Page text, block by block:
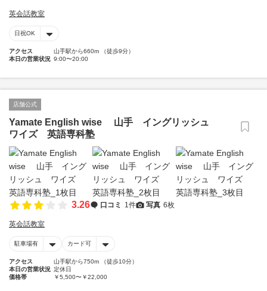
英会話教室
日祝OK
アクセス
山手駅から660m （徒歩9分）
本日の営業状況 9:00〜20:00
店舗公式
Yamate English wise 山手 イングリッシュ
ワイズ 英語専科塾
3.26 口コミ 1件 写真 6枚
英会話教室
駐車場有 カード可
アクセス
山手駅から750m （徒歩10分）
本日の営業状況 定休日
価格帯
￥5,500〜￥22,000